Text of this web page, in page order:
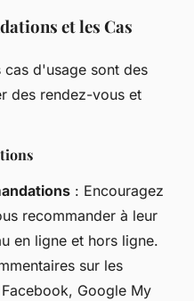
et les Cas
cas d'usage sont des
des rendez-vous et
: Encouragez
recommander à leur
en ligne et hors ligne.
sur les
Google My